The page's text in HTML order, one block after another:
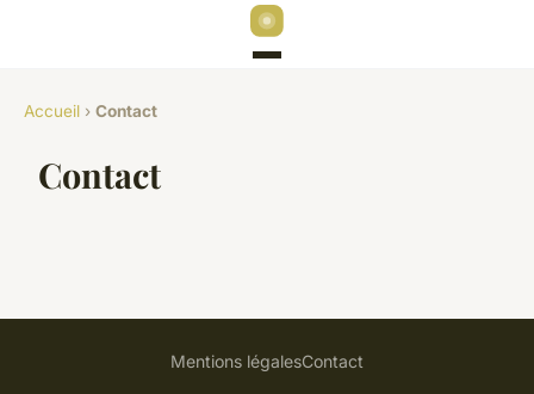
Accueil › Contact
Contact
Mentions légalesContact